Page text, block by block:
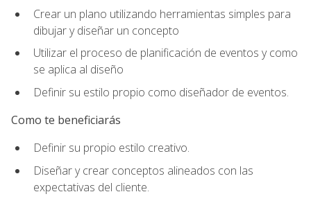
Crear un plano utilizando herramientas simples para
dibujar y diseñar un concepto
Utilizar el proceso de planificación de eventos y como
se aplica al diseño
Definir su estilo propio como diseñador de eventos.
Como te beneficiarás
Definir su propio estilo creativo.
Diseñar y crear conceptos alineados con las
expectativas del cliente.